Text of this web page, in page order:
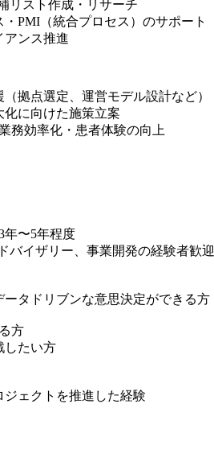
リスト作成・リサーチ
PMI（統合プロセス）のサポート
アンス推進
拠点選定、運営モデル設計など）
化に向けた施策立案
務効率化・患者体験の向上
年〜5年程度
バイザリー、事業開発の経験者歓迎
タドリブンな意思決定ができる方
方
したい方
ェクトを推進した経験